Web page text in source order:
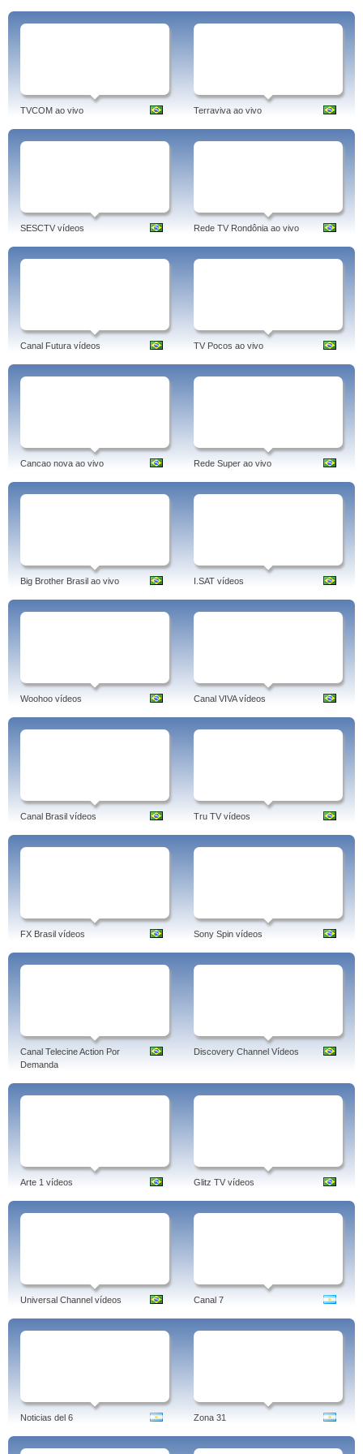
TVCOM ao vivo Terraviva ao vivo
SESCTV vídeos Rede TV Rondônia ao vivo
Canal Futura vídeos TV Pocos ao vivo
Cancao nova ao vivo Rede Super ao vivo
Big Brother Brasil ao vivo I.SAT vídeos
Woohoo vídeos Canal VIVA vídeos
Canal Brasil vídeos Tru TV vídeos
FX Brasil vídeos Sony Spin vídeos
Canal Telecine Action Por
Demanda
Discovery Channel Vídeos
Arte 1 vídeos Glitz TV vídeos
Universal Channel vídeos Canal 7
Noticias del 6 Zona 31